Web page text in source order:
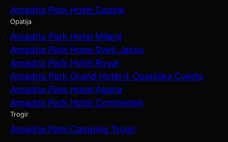
Amadria Park Hotel Capital
Opatija
Amadria Park Hotel Milenij
Amadria Park Hotel Sveti Jakov
Amadria Park Hotel Royal
Amadria Park Grand Hotel 4 Opatijska Cvijeta
Amadria Park Hotel Agava
Amadria Park Hotel Continental
Trogir
Amadria Park Camping Trogir